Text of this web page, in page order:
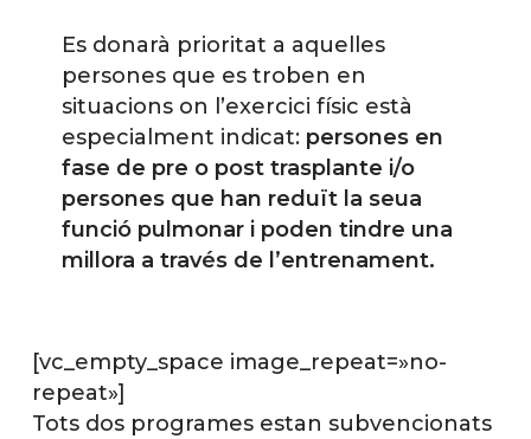
Es donarà prioritat a aquelles
persones que es troben en
situacions on l’exercici físic està
especialment indicat: persones en
fase de pre o post trasplante i/o
persones que han reduït la seua
funció pulmonar i poden tindre una
millora a través de l’entrenament.
[vc_empty_space image_repeat=»no-
repeat»]
Tots dos programes estan subvencionats